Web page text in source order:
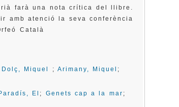
farà una nota crítica del llibre.
amb atenció la seva conferència
Català
Dolç, Miquel ; Arimany, Miquel ;
El ; Genets cap a la mar ;